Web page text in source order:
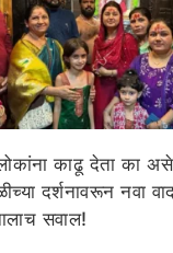
लोकांना काढू देता का
दर्शनावरून नवा
सवाल!